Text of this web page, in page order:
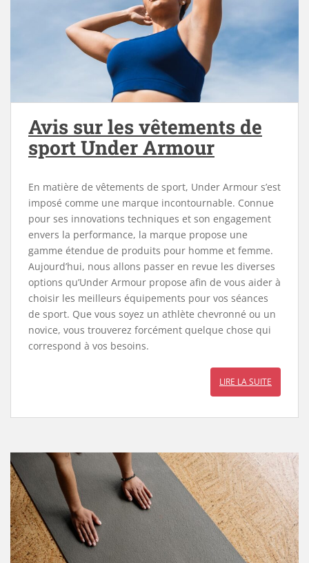
Avis sur les vêtements de
sport Under Armour
En matière de vêtements de sport, Under Armour s’est
imposé comme une marque incontournable. Connue
pour ses innovations techniques et son engagement
envers la performance, la marque propose une
gamme étendue de produits pour homme et femme.
Aujourd’hui, nous allons passer en revue les diverses
options qu’Under Armour propose afin de vous aider à
choisir les meilleurs équipements pour vos séances
de sport. Que vous soyez un athlète chevronné ou un
novice, vous trouverez forcément quelque chose qui
correspond à vos besoins.
LIRE LA SUITE